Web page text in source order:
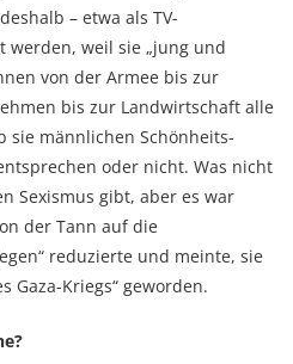
– etwa als TV-
werden, weil sie „jung und
von der Armee bis zur
bis zur Landwirtschaft alle
sie männlichen Schönheits-
oder nicht. Was nicht
Sexismus gibt, aber es war
der Tann auf die
reduzierte und meinte, sie
Gaza-Kriegs“ geworden.